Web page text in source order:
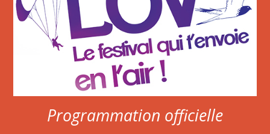
Programmation officielle